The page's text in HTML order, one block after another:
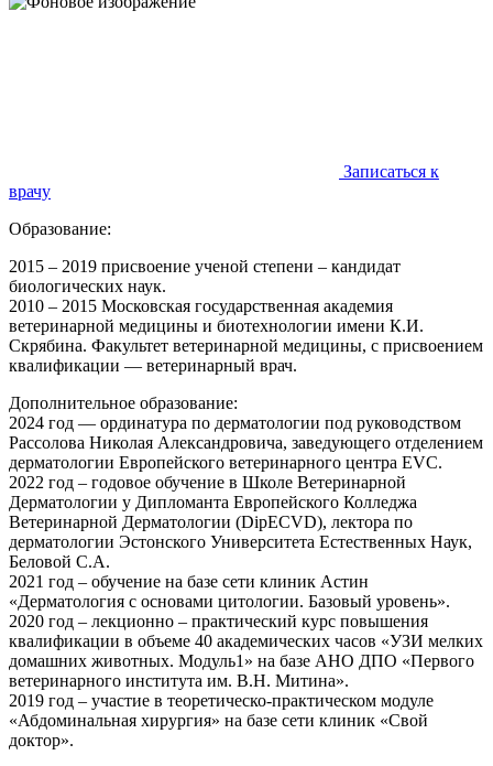
Записаться к
врачу
Образование:
2015 – 2019 присвоение ученой степени – кандидат
биологических наук.
2010 – 2015 Московская государственная академия
ветеринарной медицины и биотехнологии имени К.И.
Скрябина. Факультет ветеринарной медицины, с присвоением
квалификации — ветеринарный врач.
Дополнительное образование:
2024 год — ординатура по дерматологии под руководством
Рассолова Николая Александровича, заведующего отделением
дерматологии Европейского ветеринарного центра EVC.
2022 год – годовое обучение в Школе Ветеринарной
Дерматологии у Дипломанта Европейского Колледжа
Ветеринарной Дерматологии (DipECVD), лектора по
дерматологии Эстонского Университета Естественных Наук,
Беловой С.А.
2021 год – обучение на базе сети клиник Астин
«Дерматология с основами цитологии. Базовый уровень».
2020 год – лекционно – практический курс повышения
квалификации в объеме 40 академических часов «УЗИ мелких
домашних животных. Модуль1» на базе АНО ДПО «Первого
ветеринарного института им. В.Н. Митина».
2019 год – участие в теоретическо-практическом модуле
«Абдоминальная хирургия» на базе сети клиник «Свой
доктор».